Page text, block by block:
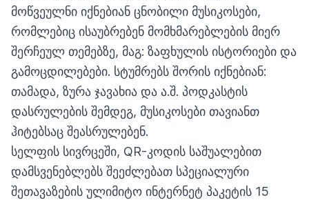
მოწვეულნი იქნებიან ცნობილი მუსიკოსები,
რომლებიც ისაუბრებენ მომხმარებლების მიერ
შერჩეულ თემებზე, მაგ: ზაფხულის ისტორიები და
გამოცდილებები. სტუმრებს შორის იქნებიან:
თამადა, ზურა ჯავახია და ა.შ. პოდკასტის
დასრულების შემდეგ, მუსიკოსები თავიანთ
ჰიტებსაც შეასრულებენ.
სელფის სივრცეში, QR-კოდის საშუალებით
დამსვენებლებს შეეძლებათ სპეციალური
შეთავაზების ულიმიტო ინტერნეტ პაკეტის 15